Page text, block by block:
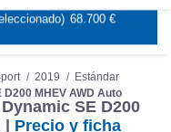
Comparador de coches
2019
Estándar
MHEV AWD Auto
SE D200
Precio y ficha
68.700 €